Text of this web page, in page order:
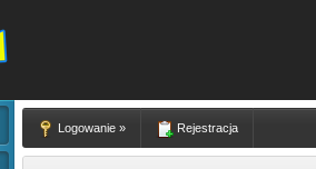
Logowanie » Rejestracja